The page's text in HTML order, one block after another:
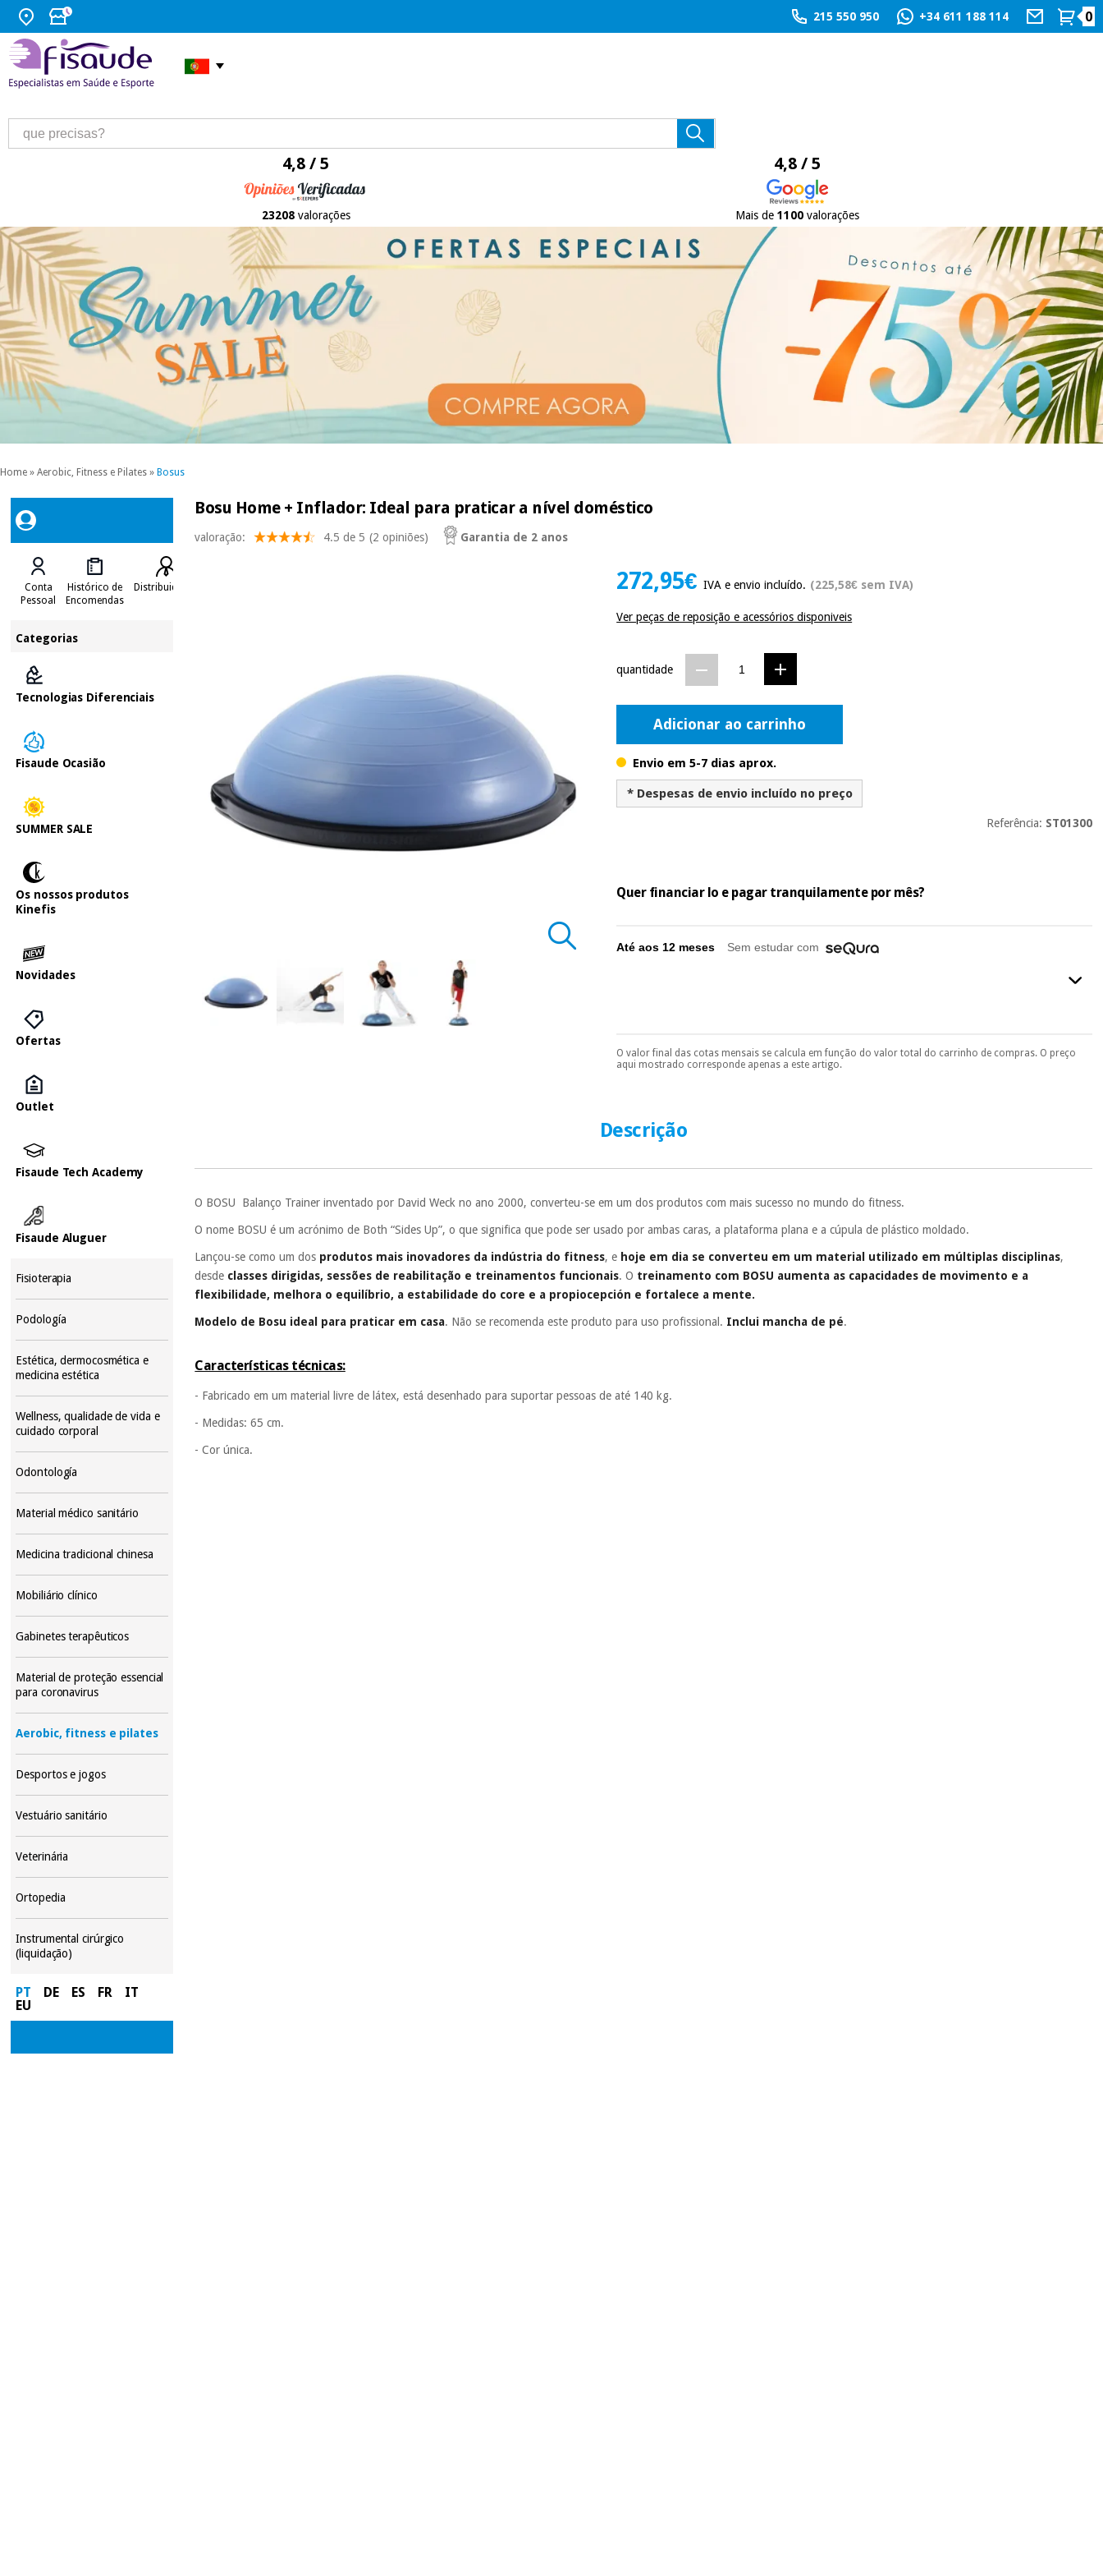
215 550 950 +34 611 188 114 0
4,8 / 5
23208valorações
4,8 / 5
Mais de 1100valorações
Home » Aerobic, Fitness e Pilates » Bosus
Conta
Pessoal
Histórico de
Encomendas
Distribuidores
Categorias
Tecnologias Diferenciais
Fisaude Ocasião
SUMMER SALE
Os nossos produtos
Kinefis
Novidades
Ofertas
Outlet
Fisaude Tech Academy
Fisaude Aluguer
Fisioterapia
Podología
Estética, dermocosmética e
medicina estética
Wellness, qualidade de vida e
cuidado corporal
Odontología
Material médico sanitário
Medicina tradicional chinesa
Mobiliário clínico
Gabinetes terapêuticos
Material de proteção essencial
para coronavirus
Aerobic, fitness e pilates
Desportos e jogos
Vestuário sanitário
Veterinária
Ortopedia
Instrumental cirúrgico
(liquidação)
PT DE ES FR
IT
EU
Bosu Home + Inflador: Ideal para praticar a nível doméstico
valoração: 4.5 de 5 (2 opiniões) Garantia de 2 anos
272,95€IVA e envio incluído. (225,58€ sem IVA)
Ver peças de reposição e acessórios disponiveis
quantidade
Adicionar ao carrinho
Envio em 5-7 dias aprox.
* Despesas de envio incluído no preço
Referência: ST01300
Quer financiar lo e pagar tranquilamente por mês?
Até aos 12 meses Sem estudar com
Pode escolhê-lo no final do processo de compra, ao escolher o método de pagamento.
Só precisará do seu documento de identificação, número de telemóvel e
Muito conveniente
sem penalizações ou truques.
Os seus dados protegidos.
Não vendemos os seus dados a terceiros nem o
incomodaremos para tentar vender-lhe um crédito pessoal.
O valor final das cotas mensais se calcula em função do valor total do carrinho de compras. O preço
aqui mostrado corresponde apenas a este artigo.
Descrição
O BOSU Balanço Trainer inventado por David Weck no ano 2000, converteu-se em um dos produtos com mais sucesso no mundo do fitness.
O nome BOSU é um acrónimo de Both “Sides Up”, o que significa que pode ser usado por ambas caras, a plataforma plana e a cúpula de plástico moldado.
Lançou-se como um dos produtos mais inovadores da indústria do fitness, e hoje em dia se converteu em um material utilizado em múltiplas disciplinas,
desde classes dirigidas, sessões de reabilitação e treinamentos funcionais. O treinamento com BOSU aumenta as capacidades de movimento e a
flexibilidade, melhora o equilíbrio, a estabilidade do core e a propiocepción e fortalece a mente.
Modelo de Bosu ideal para praticar em casa. Não se recomenda este produto para uso profissional. Inclui mancha de pé.
Características técnicas:
- Fabricado em um material livre de látex, está desenhado para suportar pessoas de até 140 kg.
- Medidas: 65 cm.
- Cor única.